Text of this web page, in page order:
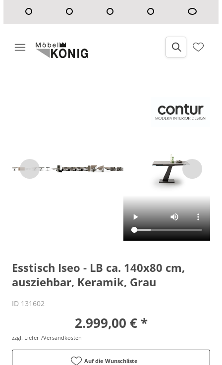
Esstisch Iseo - LB ca. 140x80 cm,
ausziehbar, Keramik, Grau
ID 131602
2.999,00 € *
zzgl. Liefer-/Versandkosten
Auf die Wunschliste